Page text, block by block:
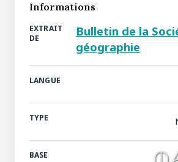
Informations
EXTRAIT
DE
Bulletin de la
géographie
LANGUE
TYPE
BASE